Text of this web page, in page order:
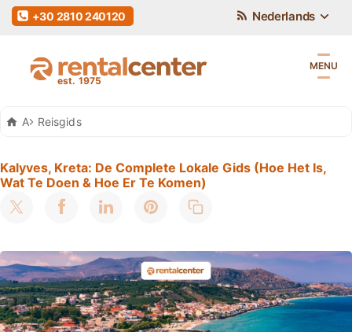
Auto Huren Kreta
Reisgids
Kalyves, Kreta: De Complete Lokale Gids (Hoe Het Is,
Wat Te Doen & Hoe Er Te Komen)
Nederlands
+30 2810 240120
MENU